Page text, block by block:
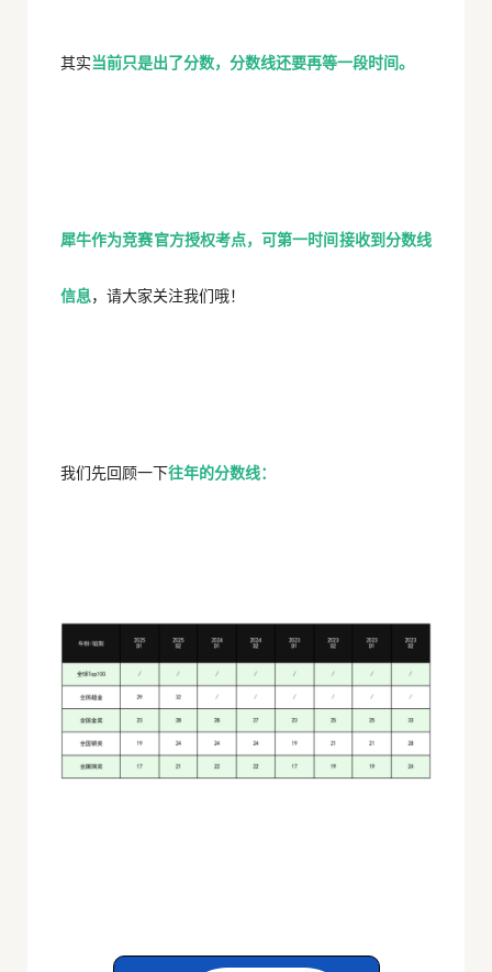
其实当前只是出了分数，分数线还要再等一段时间。
犀牛作为竞赛官方授权考点，可第一时间接收到分数线
信息，请大家关注我们哦！
我们先回顾一下往年的分数线：